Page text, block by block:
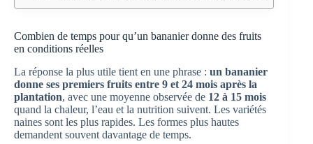
Combien de temps pour qu’un bananier donne des fruits
en conditions réelles
La réponse la plus utile tient en une phrase : un bananier
donne ses premiers fruits entre 9 et 24 mois après la
plantation, avec une moyenne observée de 12 à 15 mois
quand la chaleur, l’eau et la nutrition suivent. Les variétés
naines sont les plus rapides. Les formes plus hautes
demandent souvent davantage de temps.